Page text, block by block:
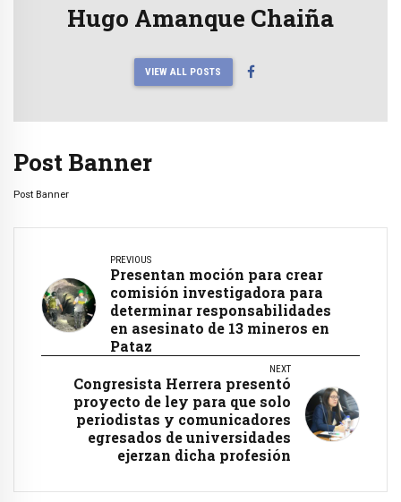
Hugo Amanque Chaiña
VIEW ALL POSTS
Post Banner
Post Banner
PREVIOUS
Presentan moción para crear
comisión investigadora para
determinar responsabilidades
en asesinato de 13 mineros en
Pataz
NEXT
Congresista Herrera presentó
proyecto de ley para que solo
periodistas y comunicadores
egresados de universidades
ejerzan dicha profesión